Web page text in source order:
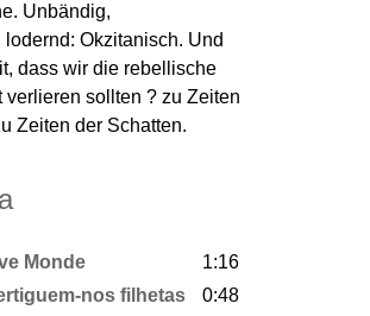
Unbändig,
lodernd: Okzitanisch. Und
dass wir die rebellische
verlieren sollten ? zu Zeiten
Zeiten der Schatten.
Monde
1:16
nos filhetas
0:48